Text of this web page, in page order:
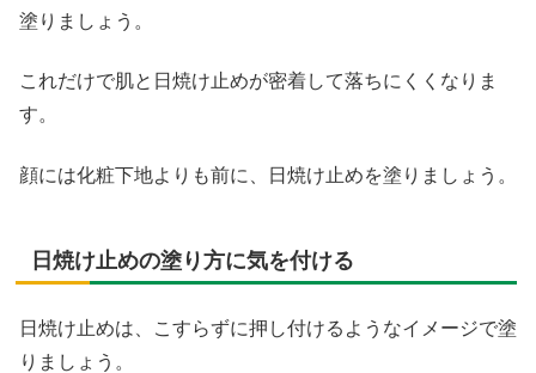
塗りましょう。
これだけで肌と日焼け止めが密着して落ちにくくなりま
す。
顔には化粧下地よりも前に、日焼け止めを塗りましょう。
日焼け止めの塗り方に気を付ける
日焼け止めは、こすらずに押し付けるようなイメージで塗
りましょう。